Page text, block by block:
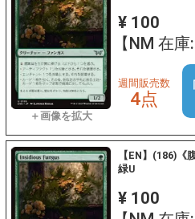
¥ 100
【NM 在庫
週間販売数
4点
【EN】(186)
緑U
¥ 100